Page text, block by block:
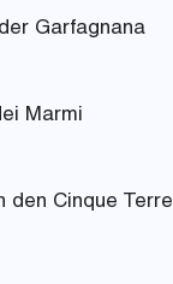
Garfagnana
Marmi
den Cinque Terre